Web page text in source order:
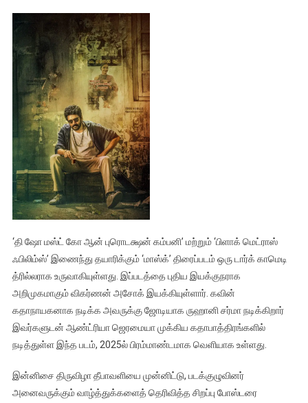
‘தி ஷோ மஸ்ட் கோ ஆன் புரொடக்ஷன் கம்பனி’ மற்றும் ‘பிளாக் மெட்ராஸ்
ஃபிலிம்ஸ்’ இணைந்து தயாரிக்கும் ‘மாஸ்க்’ திரைப்படம் ஒரு டார்க் காமெடி
த்ரில்லராக உருவாகியுள்ளது. இப்படத்தை புதிய இயக்குநராக
அறிமுகமாகும் விகர்ணன் அசோக் இயக்கியுள்ளார். கவின்
கதாநாயகனாக நடிக்க அவருக்கு ஜோடியாக ருஹானி சர்மா நடிக்கிறார்
இவர்களுடன் ஆண்ட்ரியா ஜெரமையா முக்கிய கதாபாத்திரங்களில்
நடித்துள்ள இந்த படம், 2025ல் பிரம்மாண்டமாக வெளியாக உள்ளது.
இன்னிசை திருவிழா தீபாவளியை முன்னிட்டு, படக்குழுவினர்
அனைவருக்கும் வாழ்த்துக்களைத் தெரிவித்த சிறப்பு போஸ்டரை